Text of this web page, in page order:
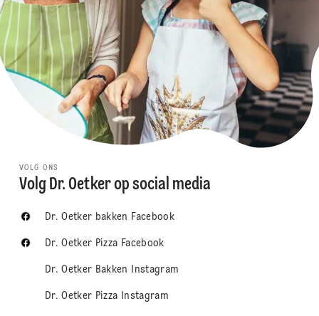
VOLG ONS
Volg Dr. Oetker op social media
Dr. Oetker bakken Facebook
Dr. Oetker Pizza Facebook
Dr. Oetker Bakken Instagram
Dr. Oetker Pizza Instagram